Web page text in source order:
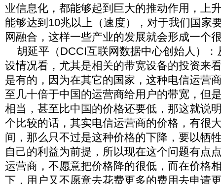
业信息化，都能够起到巨大的推动作用，上
能够达到10兆以上（速度），对于我们国家
网融合，这样一些产业的发展就会形成一个
胡延平（DCCI互联网数据中心创始人）：
设情况看，尤其是相关的带宽设备的投资来
是有的，因为在其它的国家，这种电信运营
至几十倍于中国的运营商给用户的带宽，但
相当，甚至比中国的价格还要低，那这就说
个比较的话，其实电信运营商的价格，有很
间，那么只不过是这种价格的下降，要以牺
自己的利益为前提，所以现在这个问题有点
运营商，不愿意把价格降的很低，而在价格
下，用户又不愿意去花费更多的费用去申请